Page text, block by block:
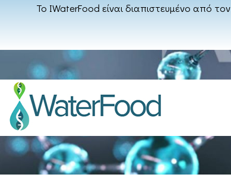
Το IWaterFood είναι διαπιστευμένο από τον